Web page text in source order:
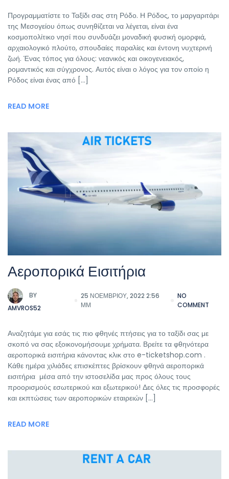
Προγραμματίστε το Ταξίδι σας στη Ρόδο. Η Ρόδος, το μαργαριτάρι
της Μεσογείου όπως συνηθίζεται να λέγεται, είναι ένα
κοσμοπολίτικο νησί που συνδυάζει μοναδική φυσική ομορφιά,
αρχαιολογικό πλούτο, σπουδαίες παραλίες και έντονη νυχτερινή
ζωή. Ένας τόπος για όλους: νεανικός και οικογενειακός,
ρομαντικός και σύγχρονος. Αυτός είναι ο λόγος για τον οποίο η
Ρόδος είναι ένας από […]
READ MORE
Αεροπορικά Εισιτήρια
BY
AMVROS52
25 ΝΟΕΜΒΡΊΟΥ, 2022 2:56
ΜΜ
NO
COMMENT
Αναζητάμε για εσάς τις πιο φθηνές πτήσεις για το ταξίδι σας με
σκοπό να σας εξοικονομήσουμε χρήματα. Βρείτε τα φθηνότερα
αεροπορικά εισιτήρια κάνοντας κλικ στο e-ticketshop.com .
Κάθε ημέρα χιλιάδες επισκέπτες βρίσκουν φθηνά αεροπορικά
εισιτήρια μέσα από την ιστοσελίδα μας προς όλους τους
προορισμούς εσωτερικού και εξωτερικού! Δες όλες τις προσφορές
και εκπτώσεις των αεροπορικών εταιρειών […]
READ MORE